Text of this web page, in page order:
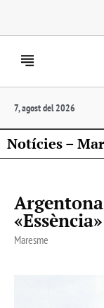
7, agost del 2026
Notícies –
Maresme